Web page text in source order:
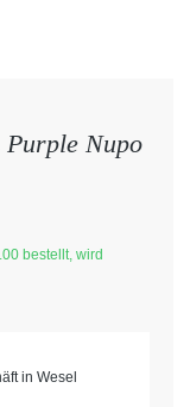
Purple Nupo
bestellt, wird
in Wesel